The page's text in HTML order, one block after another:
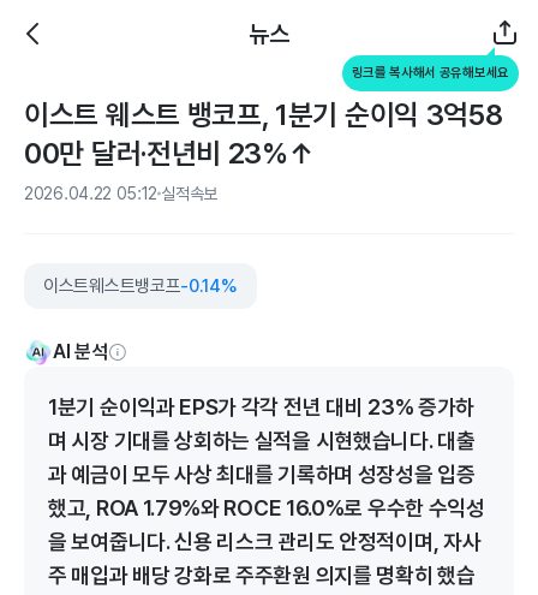
뉴스
링크를 복사해서 공유해보세요
이스트 웨스트 뱅코프, 1분기 순이익 3억58
00만 달러·전년비 23%↑
2026.04.22 05:12 실적속보
이스트웨스트뱅코프-0.14%
AI 분석
1분기 순이익과 EPS가 각각 전년 대비 23% 증가하
며 시장 기대를 상회하는 실적을 시현했습니다. 대출
과 예금이 모두 사상 최대를 기록하며 성장성을 입증
했고, ROA 1.79%와 ROCE 16.0%로 우수한 수익성
을 보여줍니다. 신용 리스크 관리도 안정적이며, 자사
주 매입과 배당 강화로 주주환원 의지를 명확히 했습